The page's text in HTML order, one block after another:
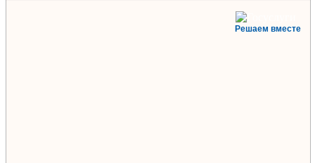
Решаем вместе